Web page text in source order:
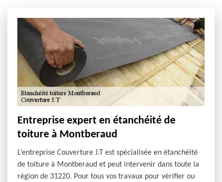
Entreprise expert en étanchéité de
toiture à Montberaud
L’entreprise Couverture J.T est spécialisée en étanchéité
de toiture à Montberaud et peut intervenir dans toute la
région de 31220. Pour tous vos travaux pour vérifier ou